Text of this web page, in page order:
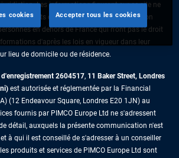
Les informations figurant sur ce site ne
de produits ou de services ni une sollicitation
en dehors de France qui n'ont pas le droit
d'après les lois en vigueur dans leur
lieu de domicile ou de résidence.
d'enregistrement 2604517, 11 Baker Street, Londres
est autorisée et réglementée par la Financial
(12 Endeavour Square, Londres E20 1JN) au
fournis par PIMCO Europe Ltd ne s'adressent
détail, auxquels la présente communication n'est
à qui il est conseillé de s'adresser à un conseiller
produits et services de PIMCO Europe Ltd sont
cookies Accepter tous les cookies